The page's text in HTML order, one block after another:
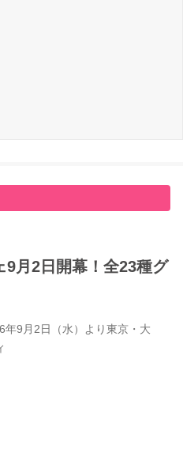
月2日開幕！全23種グ
9月2日（水）より東京・大